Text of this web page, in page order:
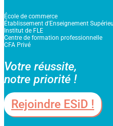
École de commerce
Établissement d'Enseignement
Institut de FLE
Centre de formation professionnelle
CFA Privé
Votre réussite,
notre priorité !
Rejoindre ESiD !